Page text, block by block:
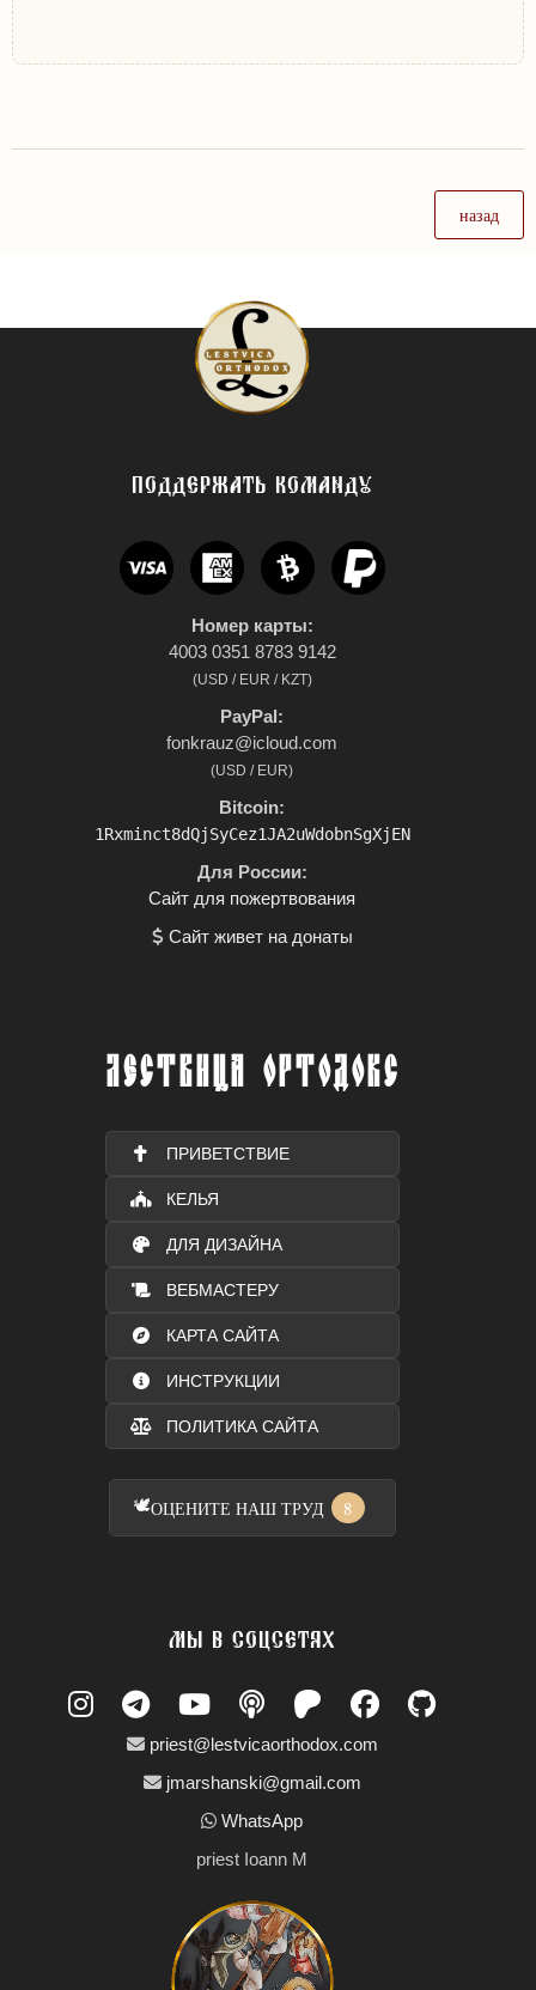
назад
ПОДДЕРЖАТЬ КОМАНДУ
Номер карты:
4003 0351 8783 9142
(USD / EUR / KZT)
PayPal:
fonkrauz@icloud.com
(USD / EUR)
Bitcoin:
1Rxminct8dQjSyCez1JA2uWdobnSgXjEN
Для России:
Сайт для пожертвования
Сайт живет на донаты
ЛЕСТВИЦА ОРТОДОКС
ПРИВЕТСТВИЕ
КЕЛЬЯ
ДЛЯ ДИЗАЙНА
ВЕБМАСТЕРУ
КАРТА САЙТА
ИНСТРУКЦИИ
ПОЛИТИКА САЙТА
🕊️ОЦЕНИТЕ НАШ ТРУД 8
МЫ В СОЦСЕТЯХ
priest@lestvicaorthodox.com
jmarshanski@gmail.com
WhatsApp
priest Ioann M